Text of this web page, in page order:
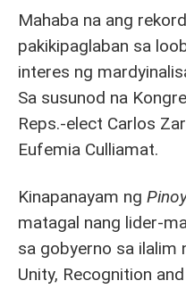
Mahaba na ang
pakikipaglaban sa
interes ng
Sa susunod na
Reps.-elect Carlos
Eufemia Culliamat.
Kinapanayam ng
matagal nang lider-
sa gobyerno sa
Unity, Recognition